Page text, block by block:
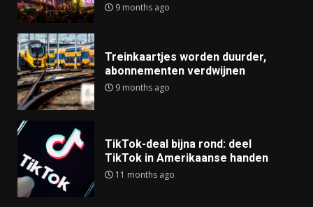
9 months ago
Treinkaartjes worden duurder,
abonnementen verdwijnen
9 months ago
TikTok-deal bijna rond: deel
TikTok in Amerikaanse handen
11 months ago